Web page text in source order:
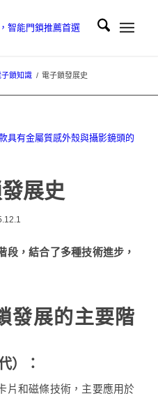
子鎖知識 / 電子鎖發展史
展史
段，結合了多種技術進步，
發展的主要階
）：
片和磁條技術，主要應用於